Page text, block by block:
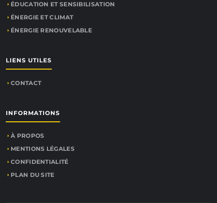
ÉDUCATION ET SENSIBILISATION
ÉNERGIE ET CLIMAT
ÉNERGIE RENOUVELABLE
LIENS UTILES
CONTACT
INFORMATIONS
À PROPOS
MENTIONS LÉGALES
CONFIDENTIALITÉ
PLAN DU SITE